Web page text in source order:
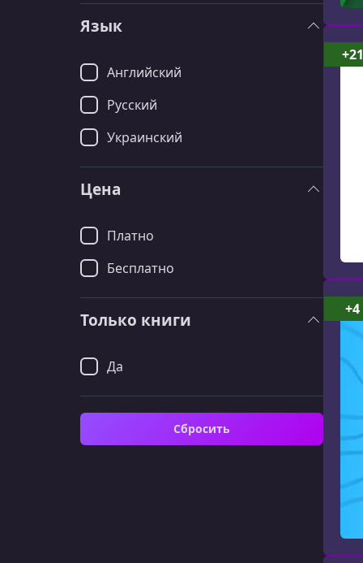
Язык
Английский
Русский
Украинский
Цена
Платно
Бесплатно
Только книги
Да
Сбросить
+21
+4